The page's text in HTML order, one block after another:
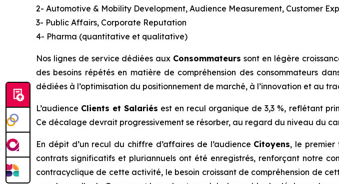
2- Automotive & Mobility Development, Audience Measurement, Customer
3- Public Affairs, Corporate Reputation
4- Pharma (quantitative et qualitative)
Nos lignes de service dédiées aux Consommateurs sont en légère
des besoins répétés en matière de compréhension des consommateurs
dédiées à l’optimisation du positionnement de marché, à l’innovation et au
L’audience Clients et Salariés est en recul organique de 3,3 %, reflétant
Ce décalage devrait progressivement se résorber, au regard du niveau du
En dépit d’un recul du chiffre d’affaires de l’audience Citoyens, le premier
contrats significatifs et pluriannuels ont été enregistrés, renforçant notre
contracyclique de cette activité, le besoin croissant de compréhension de